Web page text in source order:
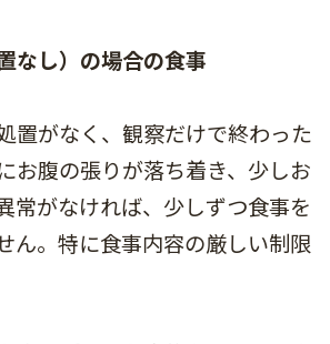
なし）の場合の食事
置がなく、観察だけで終わった
お腹の張りが落ち着き、少しお
常がなければ、少しずつ食事を
ん。特に食事内容の厳しい制限